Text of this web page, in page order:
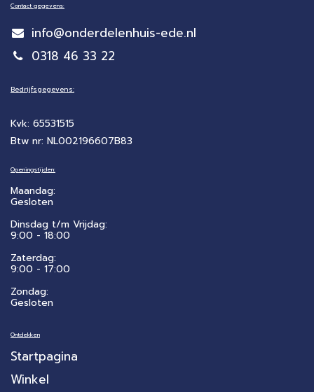
Contact gegevens:
info@onderdelenhuis-ede.nl
0318 46 33 22
Bedrijfsgegevens:
Kvk: 65531515
Btw nr: NL002196607B83
Openingstijden:
Maandag:
Gesloten
Dinsdag t/m Vrijdag:
9:00 - 18:00
Zaterdag:
​9:00 - 17:00
Zondag:
Gesloten
Ontdekken
Startpagina
Winkel